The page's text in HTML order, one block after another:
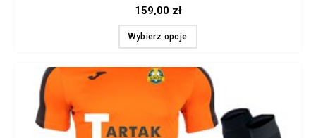
159,00 zł
Wybierz opcje